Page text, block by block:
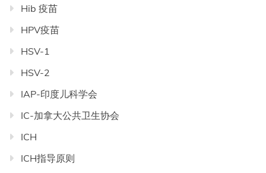
Hib 疫苗
HPV疫苗
HSV-1
HSV-2
IAP-印度儿科学会
IC-加拿大公共卫生协会
ICH
ICH指导原则